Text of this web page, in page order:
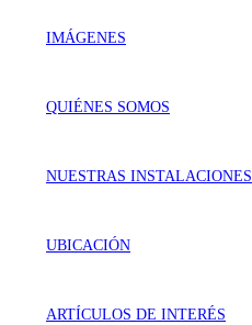
IMÁGENES
QUIÉNES SOMOS
NUESTRAS INSTALACIONES
UBICACIÓN
ARTÍCULOS DE INTERÉS